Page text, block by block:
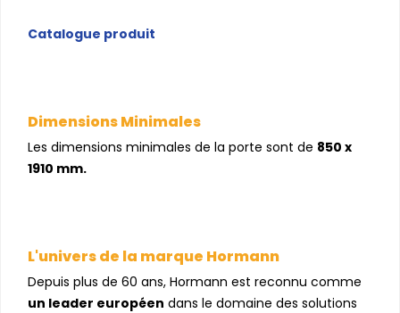
Catalogue produit
Dimensions Minimales
Les dimensions minimales de la porte sont de 850 x
1910 mm.
L'univers de la marque Hormann
Depuis plus de 60 ans, Hormann est reconnu comme
un leader européen dans le domaine des solutions